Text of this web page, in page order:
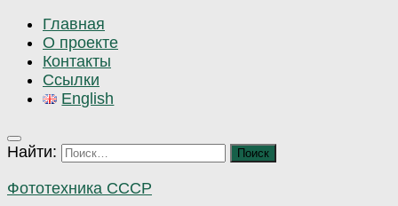
Главная
О проекте
Контакты
Ссылки
English
Найти:
Фототехника СССР